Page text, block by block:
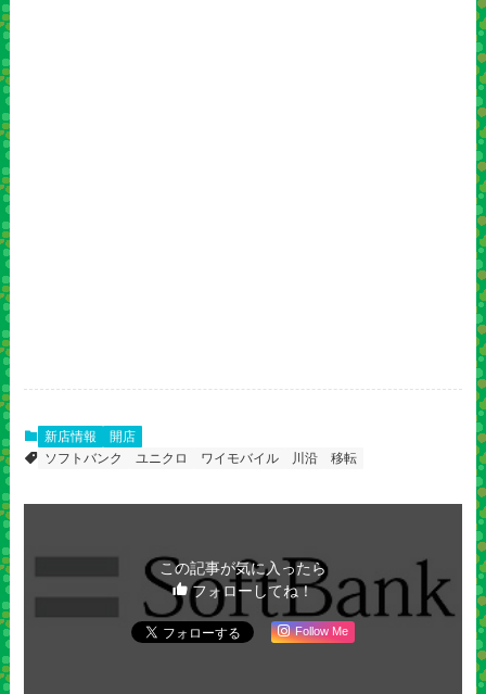
新店情報
開店
ソフトバンク
ユニクロ ワイモバイル 川沿 移転
この記事が気に入ったら
フォローしてね！
Follow Me